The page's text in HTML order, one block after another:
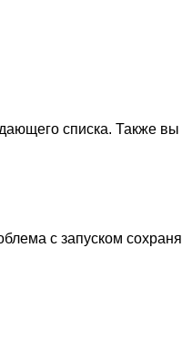
списка. Также вы
с запуском